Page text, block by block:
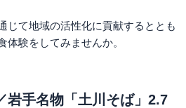
じて地域の活性化に貢献するととも
体験をしてみませんか。
岩手名物「土川そば」2.7